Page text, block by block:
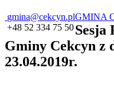
gmina@cekcyn.pl
+48 52 334 75 50
GMINA
Sesja
Gminy Cekcyn z
23.04.2019r.